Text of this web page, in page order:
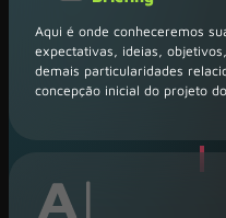
Aqui é onde conheceremos
expectativas, ideias,
demais particularidades
concepção inicial do projeto